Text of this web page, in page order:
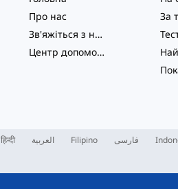
Про нас
Зв'яжіться з нами
Центр допомоги
За
हिन्दी العربية Filipino فارسی